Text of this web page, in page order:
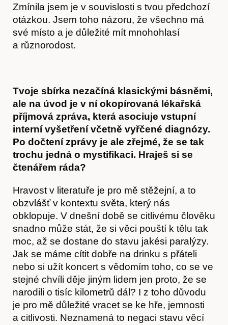
Zmínila jsem je v souvislosti s tvou předchozí
otázkou. Jsem toho názoru, že všechno má
své místo a je důležité mít mnohohlasí
a různorodost.
Tvoje sbírka nezačíná klasickými básněmi,
ale na úvod je v ní okopírovaná lékařská
příjmová zpráva, která asociuje vstupní
interní vyšetření včetně vyřčené diagnózy.
Po dočtení zprávy je ale zřejmé, že se tak
trochu jedná o mystifikaci. Hraješ si se
čtenářem ráda?
Hravost v literatuře je pro mě stěžejní, a to
obzvlášť v kontextu světa, který nás
obklopuje. V dnešní době se citlivému člověku
snadno může stát, že si věci pouští k tělu tak
moc, až se dostane do stavu jakési paralýzy.
Jak se máme cítit dobře na drinku s přáteli
nebo si užít koncert s vědomím toho, co se ve
stejné chvíli děje jiným lidem jen proto, že se
narodili o tisíc kilometrů dál? I z toho důvodu
je pro mě důležité vracet se ke hře, jemnosti
a citlivosti. Neznamená to negaci stavu věcí